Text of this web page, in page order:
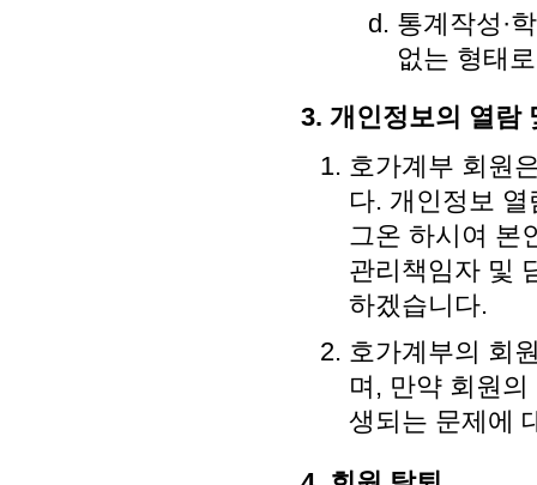
통계작성·
없는 형태
3. 개인정보의 열람
호가계부 회원
다. 개인정보
그온 하시여 본
관리책임자 및
하겠습니다.
호가계부의 회
며, 만약 회원
생되는 문제에